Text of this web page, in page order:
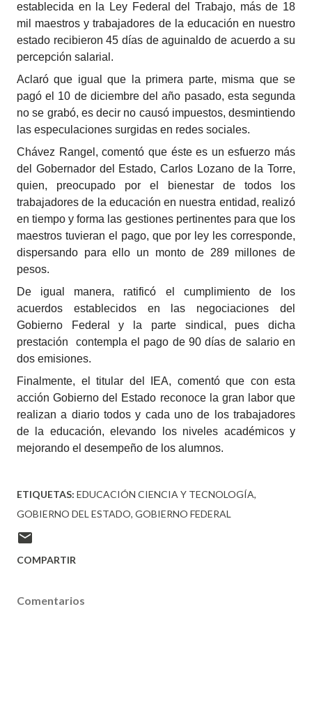
establecida en la Ley Federal del Trabajo, más de 18
mil maestros y trabajadores de la educación en nuestro
estado recibieron 45 días de aguinaldo de acuerdo a su
percepción salarial.
Aclaró que igual que la primera parte, misma que se
pagó el 10 de diciembre del año pasado, esta segunda
no se grabó, es decir no causó impuestos, desmintiendo
las especulaciones surgidas en redes sociales.
Chávez Rangel, comentó que éste es un esfuerzo más
del Gobernador del Estado, Carlos Lozano de la Torre,
quien, preocupado por el bienestar de todos los
trabajadores de la educación en nuestra entidad, realizó
en tiempo y forma las gestiones pertinentes para que los
maestros tuvieran el pago, que por ley les corresponde,
dispersando para ello un monto de 289 millones de
pesos.
De igual manera, ratificó el cumplimiento de los
acuerdos establecidos en las negociaciones del
Gobierno Federal y la parte sindical, pues dicha
prestación contempla el pago de 90 días de salario en
dos emisiones.
Finalmente, el titular del IEA, comentó que con esta
acción Gobierno del Estado reconoce la gran labor que
realizan a diario todos y cada uno de los trabajadores
de la educación, elevando los niveles académicos y
mejorando el desempeño de los alumnos.
ETIQUETAS: EDUCACIÓN CIENCIA Y TECNOLOGÍA
GOBIERNO DEL ESTADO GOBIERNO FEDERAL
COMPARTIR
Comentarios